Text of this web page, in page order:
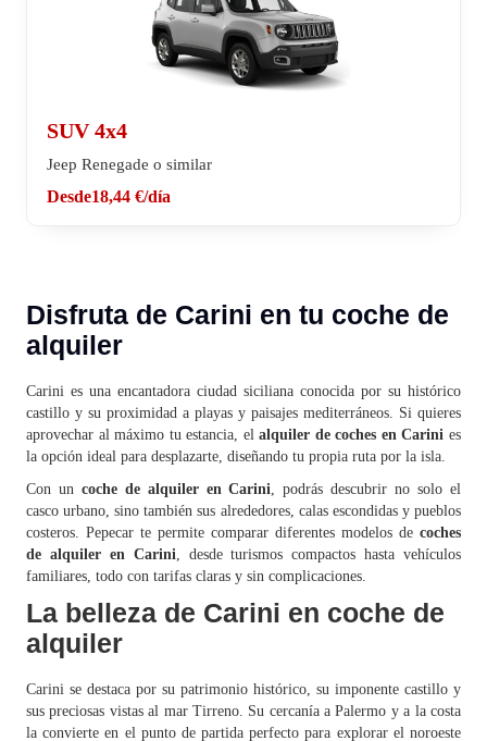
SUV 4x4
Jeep Renegade o similar
Desde18,44 €/día
Disfruta de Carini en tu coche de
alquiler
Carini es una encantadora ciudad siciliana conocida por su histórico
castillo y su proximidad a playas y paisajes mediterráneos. Si quieres
aprovechar al máximo tu estancia, elalquiler de coches en Carini es
la opción ideal para desplazarte, diseñando tu propia ruta por la isla.
Con un coche de alquiler en Carini, podrás descubrir no solo el
casco urbano, sino también sus alrededores, calas escondidas y pueblos
costeros. Pepecar te permite comparar diferentes modelos de coches
de alquiler en Carini, desde turismos compactos hasta vehículos
familiares, todo con tarifas claras y sin complicaciones.
La belleza de Carini en coche de
alquiler
Carini se destaca por su patrimonio histórico, su imponente castillo y
sus preciosas vistas al mar Tirreno. Su cercanía a Palermo y a la costa
la convierte en el punto de partida perfecto para explorar el noroeste